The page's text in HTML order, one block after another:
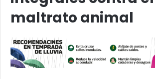
maltrato animal